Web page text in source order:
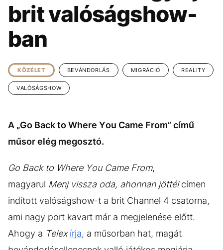
KÖZÉLET UTAZÁS
ÉLETMÓD DESIGN
BESZÉLGETÉSEK
VIDEÓ TÖRTÉNETEK
GASZTRO
brit valóságshow-
ban
KÖZÉLET BEVÁNDORLÁS MIGRÁCIÓ REALITY
VALÓSÁGSHOW
A „Go Back to Where You Came From” című
műsor elég megosztó.
Go Back to Where You Came From,
magyarul Menj vissza oda, ahonnan jöttélcímen
indított valóságshow-t a brit Channel 4 csatorna,
ami nagy port kavart már a megjelenése előtt.
Ahogy a Telex írja, a műsorban hat, magát